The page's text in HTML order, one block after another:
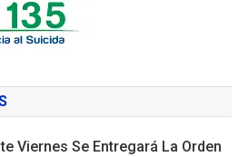
Viernes Se Entregará La Orden